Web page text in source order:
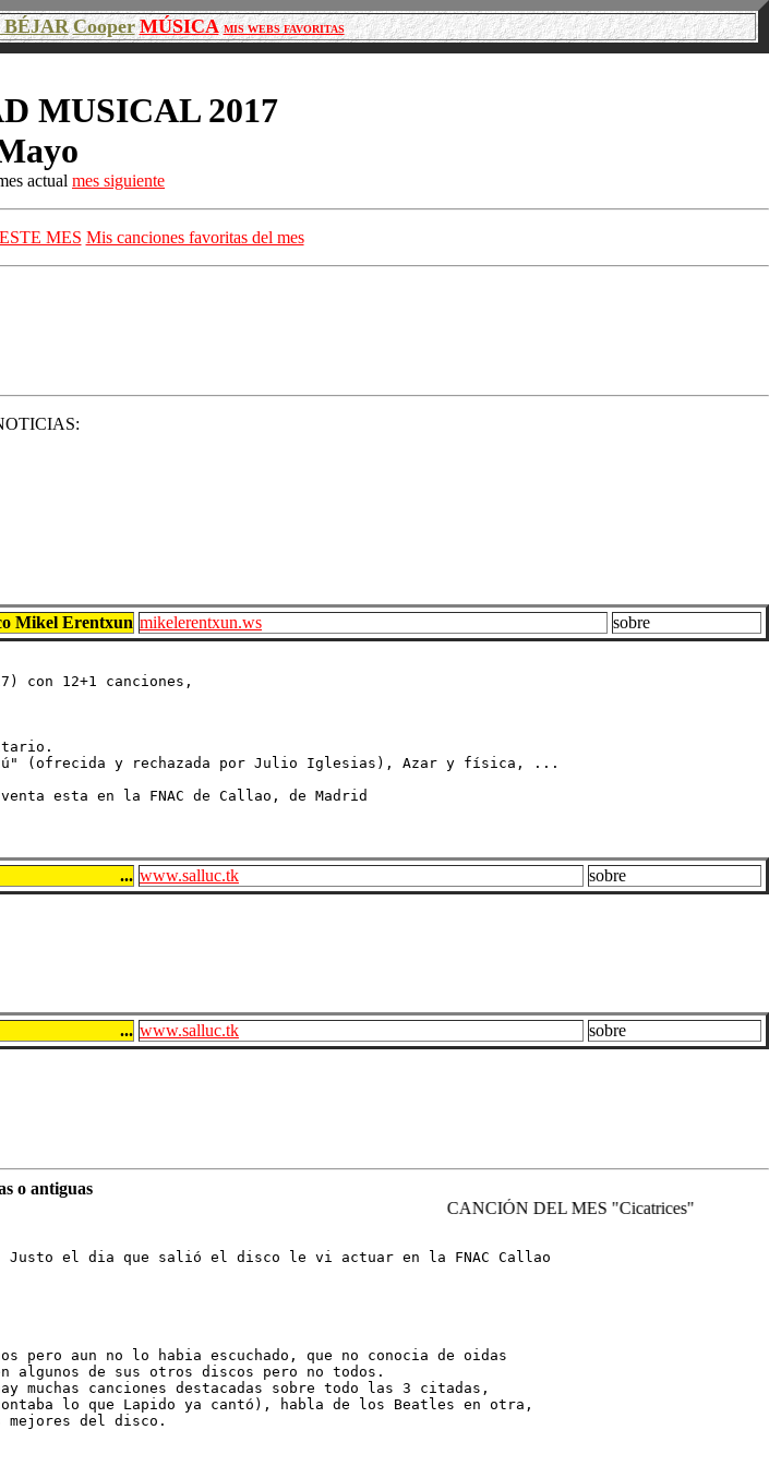
Cooper MÚSICA MIS WEBS FAVORITAS
MUSICAL 2017
actual mes siguiente
MES Mis canciones favoritas del mes
Mikel Erentxun mikelerentxun.ws sobre
con 12+1 canciones,
(ofrecida y rechazada por Julio Iglesias), Azar y física, ...
esta en la FNAC de Callao, de Madrid
... www.salluc.tk sobre
... www.salluc.tk sobre
o antiguas
CANCIÓN DEL MES "Cicatrices"
Justo el dia que salió el disco le vi actuar en la FNAC Callao
pero aun no lo habia escuchado, que no conocia de oidas
algunos de sus otros discos pero no todos.
muchas canciones destacadas sobre todo las 3 citadas,
lo que Lapido ya cantó), habla de los Beatles en otra,
mejores del disco.